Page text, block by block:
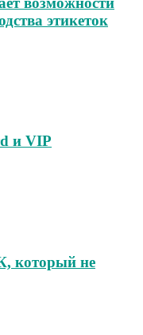
этикеток
и VIP
который не